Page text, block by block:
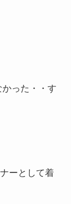
った・・す
ーとして着